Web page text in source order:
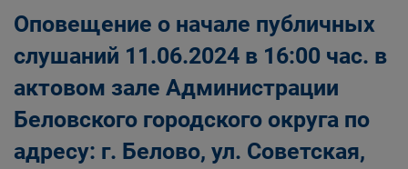
Оповещение о начале публичных
слушаний 11.06.2024 в 16:00 час. в
актовом зале Администрации
Беловского городского округа по
адресу: г. Белово, ул. Советская,